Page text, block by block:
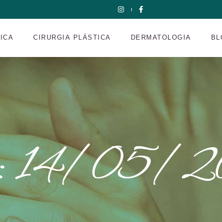
CIRURGIA PLÁSTICA DERMATOLOGIA
14/05/